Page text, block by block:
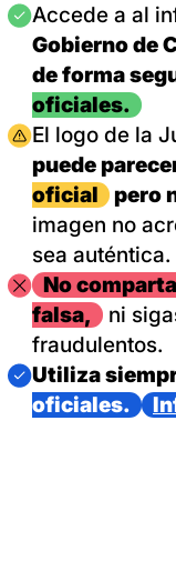
Imagen
Accede a al
Gobierno de
de forma
oficiales.
Imagen
El logo de la
puede
oficial
pero
imagen no
sea auténtica.
Imagen
No
falsa,
ni
fraudulentos.
Imagen
Utiliza
oficiales.